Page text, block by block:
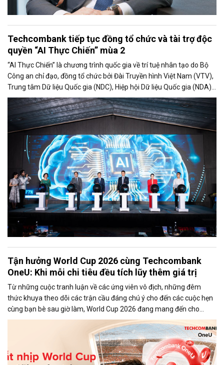
Techcombank tiếp tục đồng tổ chức và tài trợ độc
quyền “AI Thực Chiến” mùa 2
“AI Thực Chiến” là chương trình quốc gia về trí tuệ nhân tạo do Bộ
Công an chỉ đạo, đồng tổ chức bởi Đài Truyền hình Việt Nam (VTV),
Trung tâm Dữ liệu Quốc gia (NDC), Hiệp hội Dữ liệu Quốc gia (NDA)
cùng Ngân hàng TMCP Kỹ Thương Việt Nam (Techcombank),
nhằm tìm kiếm, phát hiện và bồi dưỡng nhân tài AI cho đất nước,
kiến tạo sức mạnh giúp Việt Nam vươn tầm trong kỷ nguyên mới.
Tận hưởng World Cup 2026 cùng Techcombank
OneU: Khi mỗi chi tiêu đều tích lũy thêm giá trị
Từ những cuộc tranh luận về các ứng viên vô địch, những đêm
thức khuya theo dõi các trận cầu đáng chú ý cho đến các cuộc hẹn
cùng bạn bè sau giờ làm, World Cup 2026 đang mang đến cho
người hâm mộ những khoảnh khắc khó quên.